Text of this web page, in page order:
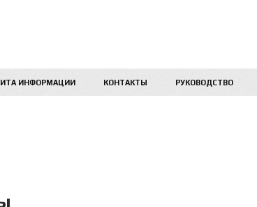
ИНФОРМАЦИИ КОНТАКТЫ РУКОВОДСТВО